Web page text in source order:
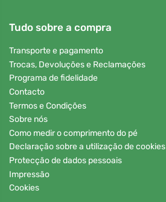
Tudo sobre a compra
Transporte e pagamento
Trocas, Devoluções e Reclamações
Programa de fidelidade
Contacto
Termos e Condições
Sobre nós
Como medir o comprimento do pé
Declaração sobre a utilização de cookies
Protecção de dados pessoais
Impressão
Cookies